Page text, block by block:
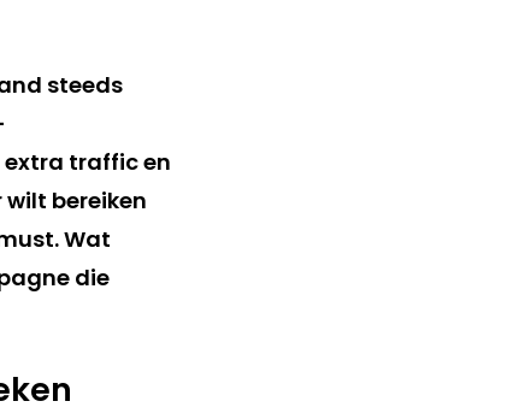
steeds
traffic en
bereiken
Wat
die